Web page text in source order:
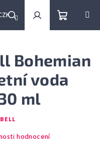
Hledat PřihlášeníNákupní
košík
Bohemian
voda
ml
hodnocení